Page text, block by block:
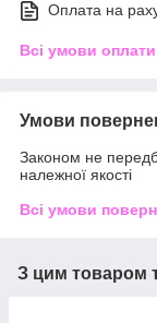
Оплата на
Всі умови оплати
Умови
Законом не
належної якості
Всі умови
З цим товаром